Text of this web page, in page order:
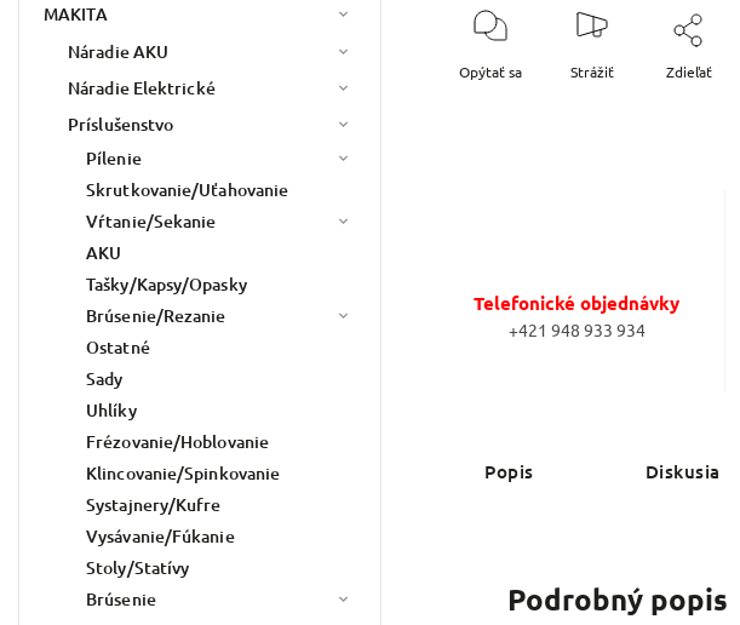
MAKITA
Náradie AKU
Náradie Elektrické
Príslušenstvo
Pílenie
Skrutkovanie/Uťahovanie
Vŕtanie/Sekanie
AKU
Tašky/Kapsy/Opasky
Brúsenie/Rezanie
Ostatné
Sady
Uhlíky
Frézovanie/Hoblovanie
Klincovanie/Spinkovanie
Systajnery/Kufre
Vysávanie/Fúkanie
Stoly/Statívy
Brúsenie
Opýtať sa Strážiť Zdieľať
Telefonické objednávky
+421 948 933 934
Popis Diskusia
Podrobný popis